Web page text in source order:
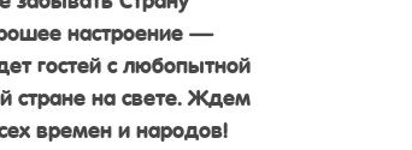
настроение —
гостей с любопытной
стране на свете. Ждем
времен и народов!